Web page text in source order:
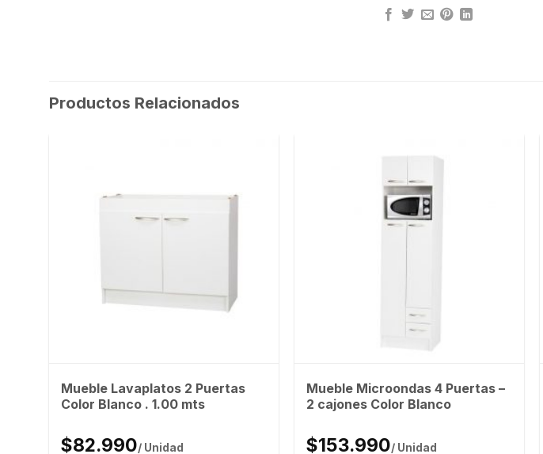
Productos Relacionados
Mueble Lavaplatos 2 Puertas
Color Blanco . 1.00 mts
$82.990/ Unidad
Mueble Microondas 4 Puertas –
2 cajones Color Blanco
$153.990/ Unidad